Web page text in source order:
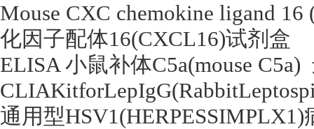
Mouse CXC chemokine ligand
化因子配体16(CXCL16)试剂盒
ELISA小鼠补体C5a(mouse C5a)
通用型HSV1(HERPESSIMPLX1)